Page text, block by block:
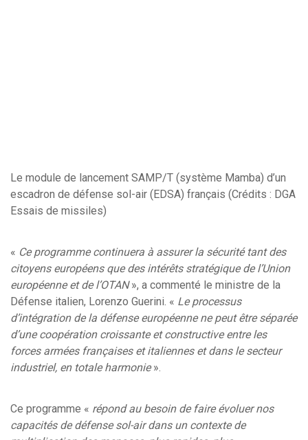
Le module de lancement SAMP/T (système Mamba) d’un
escadron de défense sol-air (EDSA) français (Crédits : DGA
Essais de missiles)
« Ce programme continuera à assurer la sécurité tant des
citoyens européens que des intérêts stratégique de l’Union
européenne et de l’OTAN», a commenté le ministre de la
Défense italien, Lorenzo Guerini. « Le processus
d’intégration de la défense européenne ne peut être séparée
d’une coopération croissante et constructive entre les
forces armées françaises et italiennes et dans le secteur
industriel, en totale harmonie».
Ce programme « répond au besoin de faire évoluer nos
capacités de défense sol-air dans un contexte de